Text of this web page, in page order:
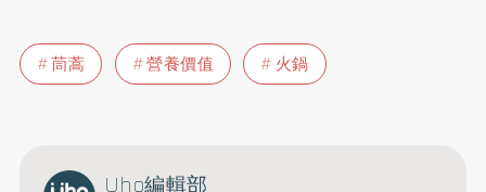
茼蒿 營養價值 火鍋
Uho編輯部